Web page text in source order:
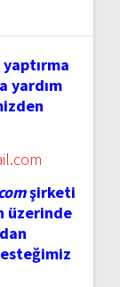
yardım
şirketi
üzerinde